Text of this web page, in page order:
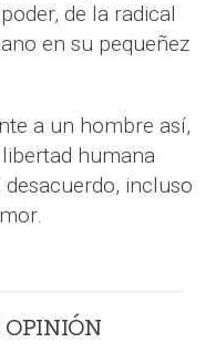
de la radical
en su pequeñez
a un hombre así,
humana
incluso